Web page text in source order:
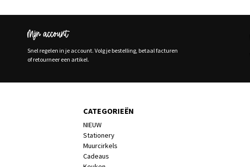
Mijn account
Snel regelen in je account. Volg je bestelling, betaal facturen
of retourneer een artikel.
CATEGORIEËN
NIEUW
Stationery
Muurcirkels
Cadeaus